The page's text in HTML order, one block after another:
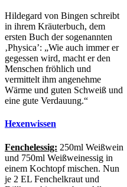
Hildegard von Bingen schreibt
in ihrem Kräuterbuch, dem
ersten Buch der sogenannten
‚Physica’: „Wie auch immer er
gegessen wird, macht er den
Menschen fröhlich und
vermittelt ihm angenehme
Wärme und guten Schweiß und
eine gute Verdauung.“
Hexenwissen
Fenchelessig: 250ml Weißwein
und 750ml Weißweinessig in
einem Kochtopf mischen. Nun
je 2 EL Fenchelkraut und